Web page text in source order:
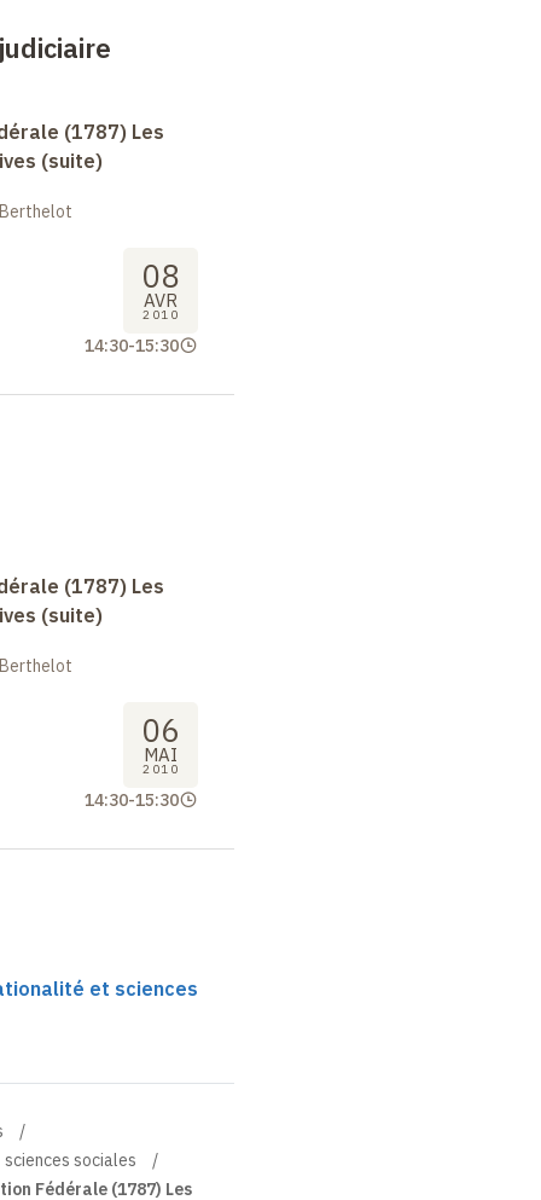
(1787) Les
(suite)
08
AVR
2010
14:30-15:30
(1787) Les
(suite)
06
MAI
2010
14:30-15:30
et sciences
sociales
Fédérale (1787) Les